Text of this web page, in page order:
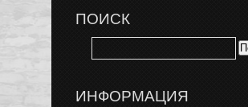
ПОИСК
ИНФОРМАЦИЯ